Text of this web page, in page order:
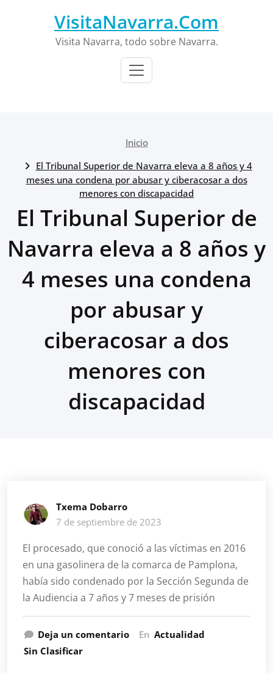
VisitaNavarra.Com
Visita Navarra, todo sobre Navarra.
Inicio
El Tribunal Superior de Navarra eleva a 8 años y 4
meses una condena por abusar y ciberacosar a dos
menores con discapacidad
El Tribunal Superior de
Navarra eleva a 8 años y
4 meses una condena
por abusar y
ciberacosar a dos
menores con
discapacidad
Txema Dobarro
7 de septiembre de 2023
El procesado, que conoció a las víctimas en 2016
en una gasolinera de la comarca de Pamplona,
había sido condenado por la Sección Segunda de
la Audiencia a 7 años y 7 meses de prisión
Deja un comentario En Actualidad
Sin Clasificar